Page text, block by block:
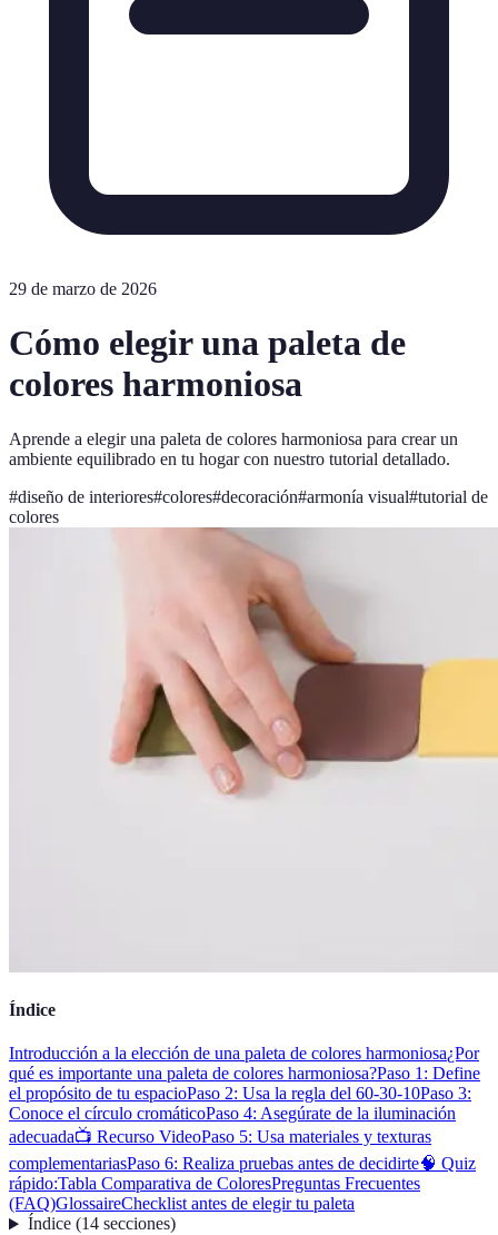
29 de marzo de 2026
Cómo elegir una paleta de
colores harmoniosa
Aprende a elegir una paleta de colores harmoniosa para crear un
ambiente equilibrado en tu hogar con nuestro tutorial detallado.
#diseño de interiores#colores#decoración#armonía visual#tutorial de
colores
Índice
Introducción a la elección de una paleta de colores harmoniosa¿Por
qué es importante una paleta de colores harmoniosa?Paso 1: Define
el propósito de tu espacioPaso 2: Usa la regla del 60-30-10Paso 3:
Conoce el círculo cromáticoPaso 4: Asegúrate de la iluminación
adecuada📺 Recurso VideoPaso 5: Usa materiales y texturas
complementariasPaso 6: Realiza pruebas antes de decidirte🧠 Quiz
rápido:Tabla Comparativa de ColoresPreguntas Frecuentes
(FAQ)GlossaireChecklist antes de elegir tu paleta
Índice(14 secciones)